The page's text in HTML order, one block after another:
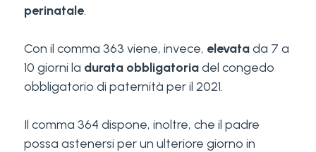
perinatale.
Con il comma 363 viene, invece, elevatada 7 a
10 giorni la durata obbligatoriadel congedo
obbligatorio di paternità per il 2021.
Il comma 364 dispone, inoltre, che il padre
possa astenersi per un ulteriore giorno in